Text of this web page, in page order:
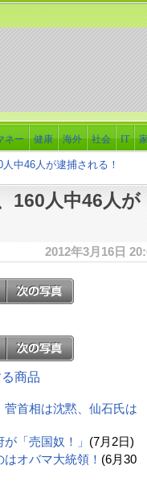
ネー 健康 海外 社会 IT
中46人が逮捕される！
160人中46人が
2012年3月16日
商品
首相は沈黙、仙石氏は
「売国奴！」 (7月2日)
オバマ大統領！ (6月30